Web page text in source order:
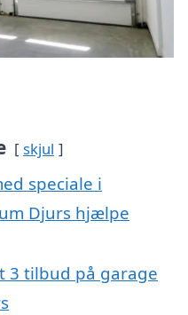
skjul
speciale i
Djurs hjælpe
3 tilbud på garage